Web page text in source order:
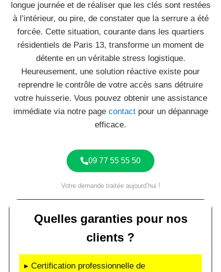
longue journée et de réaliser que les clés sont restées
à l’intérieur, ou pire, de constater que la serrure a été
forcée. Cette situation, courante dans les quartiers
résidentiels de Paris 13, transforme un moment de
détente en un véritable stress logistique.
Heureusement, une solution réactive existe pour
reprendre le contrôle de votre accès sans détruire
votre huisserie. Vous pouvez obtenir une assistance
immédiate via notre page contactpour un dépannage
efficace.
09 77 55 55 50
Votre demande traitée aujourd’hui !
Quelles garanties pour nos
clients ?
▸ Certification professionnelle de